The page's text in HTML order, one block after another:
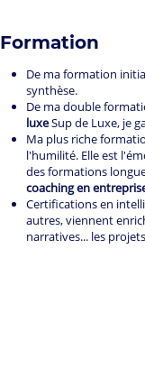
Formation
De ma formation
synthèse.
De ma double
luxeSup de Luxe, je
Ma plus riche
l'humilité. Elle est
des formations
coachingen
Certifications en
autres, viennent
narratives... les